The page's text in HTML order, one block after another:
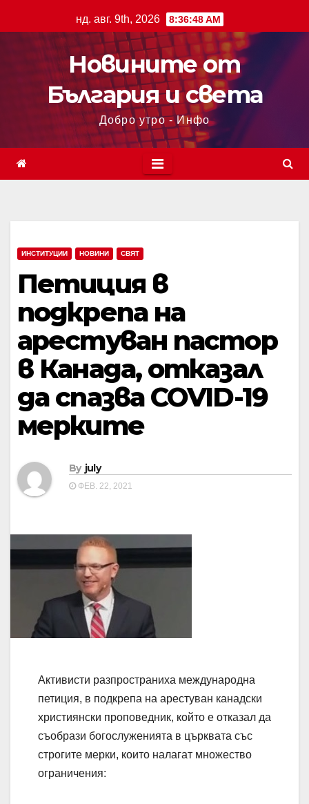
нд. авг. 9th, 2026 8:36:48 AM
Новините от
България и света
Добро утро - Инфо
ИНСТИТУЦИИ НОВИНИ СВЯТ
Петиция в
подкрепа на
арестуван пастор
в Канада, отказал
да спазва COVID-19
мерките
By july
ФЕВ. 22, 2021
Активисти разпространиха международна
петиция, в подкрепа на арестуван канадски
християнски проповедник, който е отказал да
съобрази богослуженията в църквата със
строгите мерки, които налагат множество
ограничения: